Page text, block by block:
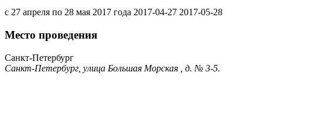
с 27 апреля по 28 мая 2017 года 2017-04-27 2017-05-28
Место проведения
Санкт-Петербург
Санкт-Петербург, улица Большая Морская , д. № 3-5.